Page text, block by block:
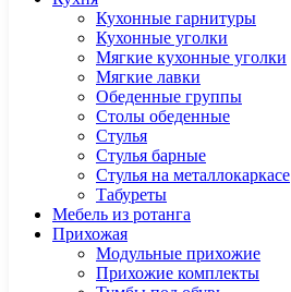
Кухонные гарнитуры
Кухонные уголки
Мягкие кухонные уголки
Мягкие лавки
Обеденные группы
Столы обеденные
Стулья
Стулья барные
Стулья на металлокаркасе
Табуреты
Мебель из ротанга
Прихожая
Модульные прихожие
Прихожие комплекты